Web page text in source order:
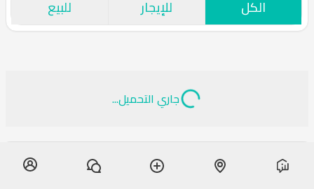
الكل للإيجار للبيع
جاري التحميل...